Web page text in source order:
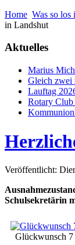
Home Was so los
in Landshut
Aktuelles
Marius
Gleich zwei
Lauftag
Rotary Club
Veröffentlicht:
Schulsekretärin
Glückwunsch 7